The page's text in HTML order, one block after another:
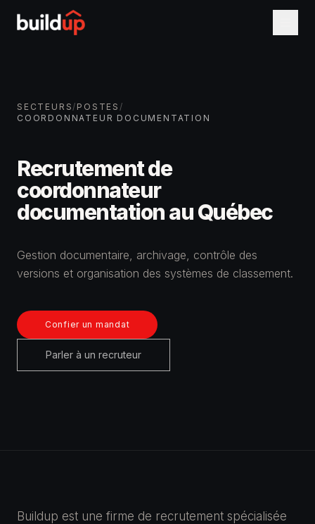
SECTEURS/ POSTES/
COORDONNATEUR DOCUMENTATION
Recrutement de
coordonnateur
documentation au Québec
Gestion documentaire, archivage, contrôle des
versions et organisation des systèmes de classement.
Confier un mandat
Parler à un recruteur
Buildup est une firme de recrutement spécialisée